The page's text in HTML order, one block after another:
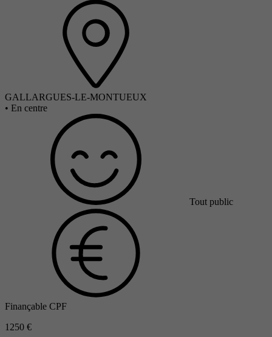
GALLARGUES-LE-MONTUEUX
• En centre
Tout public
Finançable CPF
1250 €